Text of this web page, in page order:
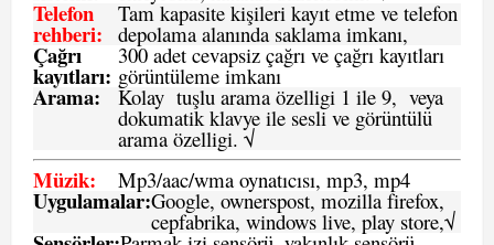
Telefon
rehberi:
Tam kapasite kişileri kayıt etme ve telefon
depolama alanında saklama imkanı,
Çağrı
kayıtları:
300 adet cevapsiz çağrı ve çağrı kayıtları
görüntüleme imkanı
Arama: Kolay tuşlu arama özelligi 1 ile 9, veya
dokumatik klavye ile sesli ve görüntülü
arama özelligi. √
Müzik: Mp3/aac/wma oynatıcısı, mp3, mp4
Uygulamalar:Google, ownerspost, mozilla firefox,
cepfabrika, windows live, play store,√